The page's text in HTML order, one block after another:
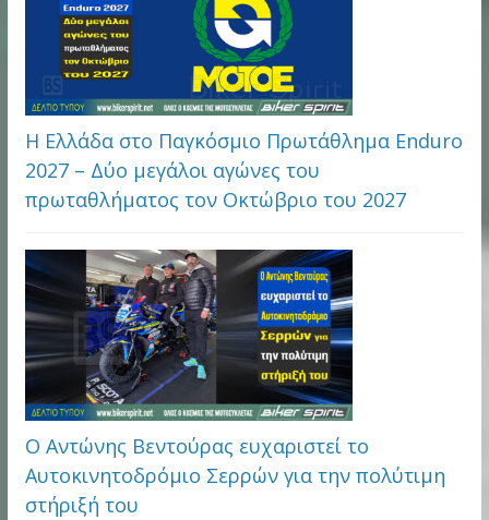
Η Ελλάδα στο Παγκόσμιο Πρωτάθλημα Enduro
2027 – Δύο μεγάλοι αγώνες του
πρωταθλήματος τον Οκτώβριο του 2027
Ο Αντώνης Βεντούρας ευχαριστεί το
Αυτοκινητοδρόμιο Σερρών για την πολύτιμη
στήριξή του